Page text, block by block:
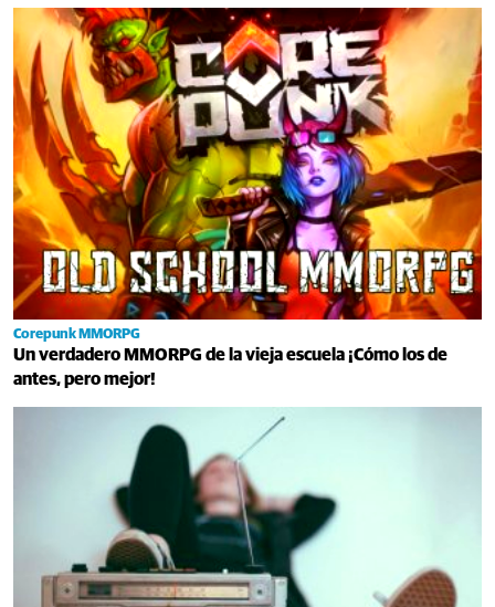
Corepunk MMORPG
Un verdadero MMORPG de la vieja escuela ¡Cómo los de
antes, pero mejor!